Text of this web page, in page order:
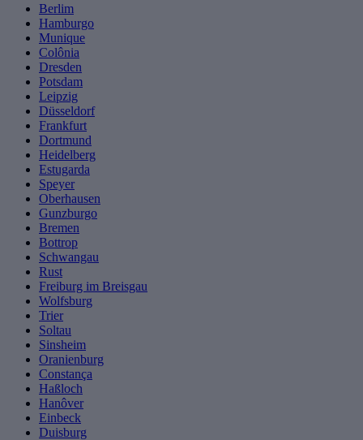
Berlim
Hamburgo
Munique
Colônia
Dresden
Potsdam
Leipzig
Düsseldorf
Frankfurt
Dortmund
Heidelberg
Estugarda
Speyer
Oberhausen
Gunzburgo
Bremen
Bottrop
Schwangau
Rust
Freiburg im Breisgau
Wolfsburg
Trier
Soltau
Sinsheim
Oranienburg
Constança
Haßloch
Hanôver
Einbeck
Duisburg